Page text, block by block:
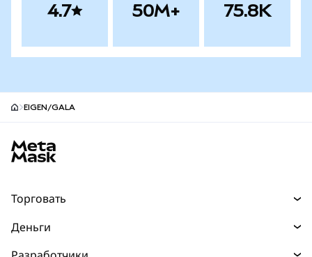
4.7 50M+ 75.8K
EIGEN/GALA
Торговать
Деньги